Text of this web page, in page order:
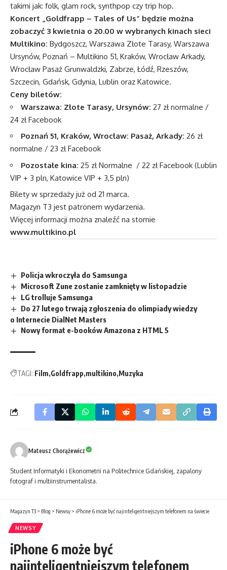
takimi jak: folk, glam rock, synthpop czy trip hop.
Koncert „Goldfrapp – Tales of Us” będzie można
zobaczyć 3 kwietnia o 20.00 w wybranych kinach sieci
Multikino: Bydgoszcz, Warszawa Złote Tarasy, Warszawa
Ursynów, Poznań – Multikino 51, Kraków, Wrocław Arkady,
Wrocław Pasaż Grunwaldzki, Zabrze, Łódź, Rzeszów,
Szczecin, Gdańsk, Gdynia, Lublin oraz Katowice.
Ceny biletów:
Warszawa: Złote Tarasy, Ursynów: 27 zł normalne /
24 zł Facebook
Poznań 51, Kraków, Wrocław: Pasaż, Arkady: 26 zł
normalne / 23 zł Facebook
Pozostałe kina: 25 zł Normalne / 22 zł Facebook (Lublin
VIP + 3 pln, Katowice VIP + 3,5 pln)
Bilety w sprzedaży już od 21 marca.
Magazyn T3 jest patronem wydarzenia.
Więcej informacji można znaleźć na stornie
www.multikino.pl
Policja wkroczyła do Samsunga
Microsoft Zune zostanie zamknięty w listopadzie
LG trolluje Samsunga
Do 27 lutego trwają zgłoszenia do olimpiady wiedzy
o Internecie DialNet Masters
Nowy format e-booków Amazona z HTML 5
TAGI: Film Goldfrapp multikino Muzyka
Mateusz Chorążewicz
Student Informatyki i Ekonometrii na Politechnice Gdańskiej, zapalony
fotograf i multiinstrumentalista.
Magazyn T3 > Blog > Newsy > iPhone 6 może być najinteligentniejszym telefonem na świecie
NEWSY
iPhone 6 może być
najinteligentniejszym telefonem